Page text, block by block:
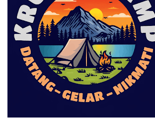
SEWA PROPERTY PIKNIK DAN CAMPING TERMURAH
BERITA POPULER